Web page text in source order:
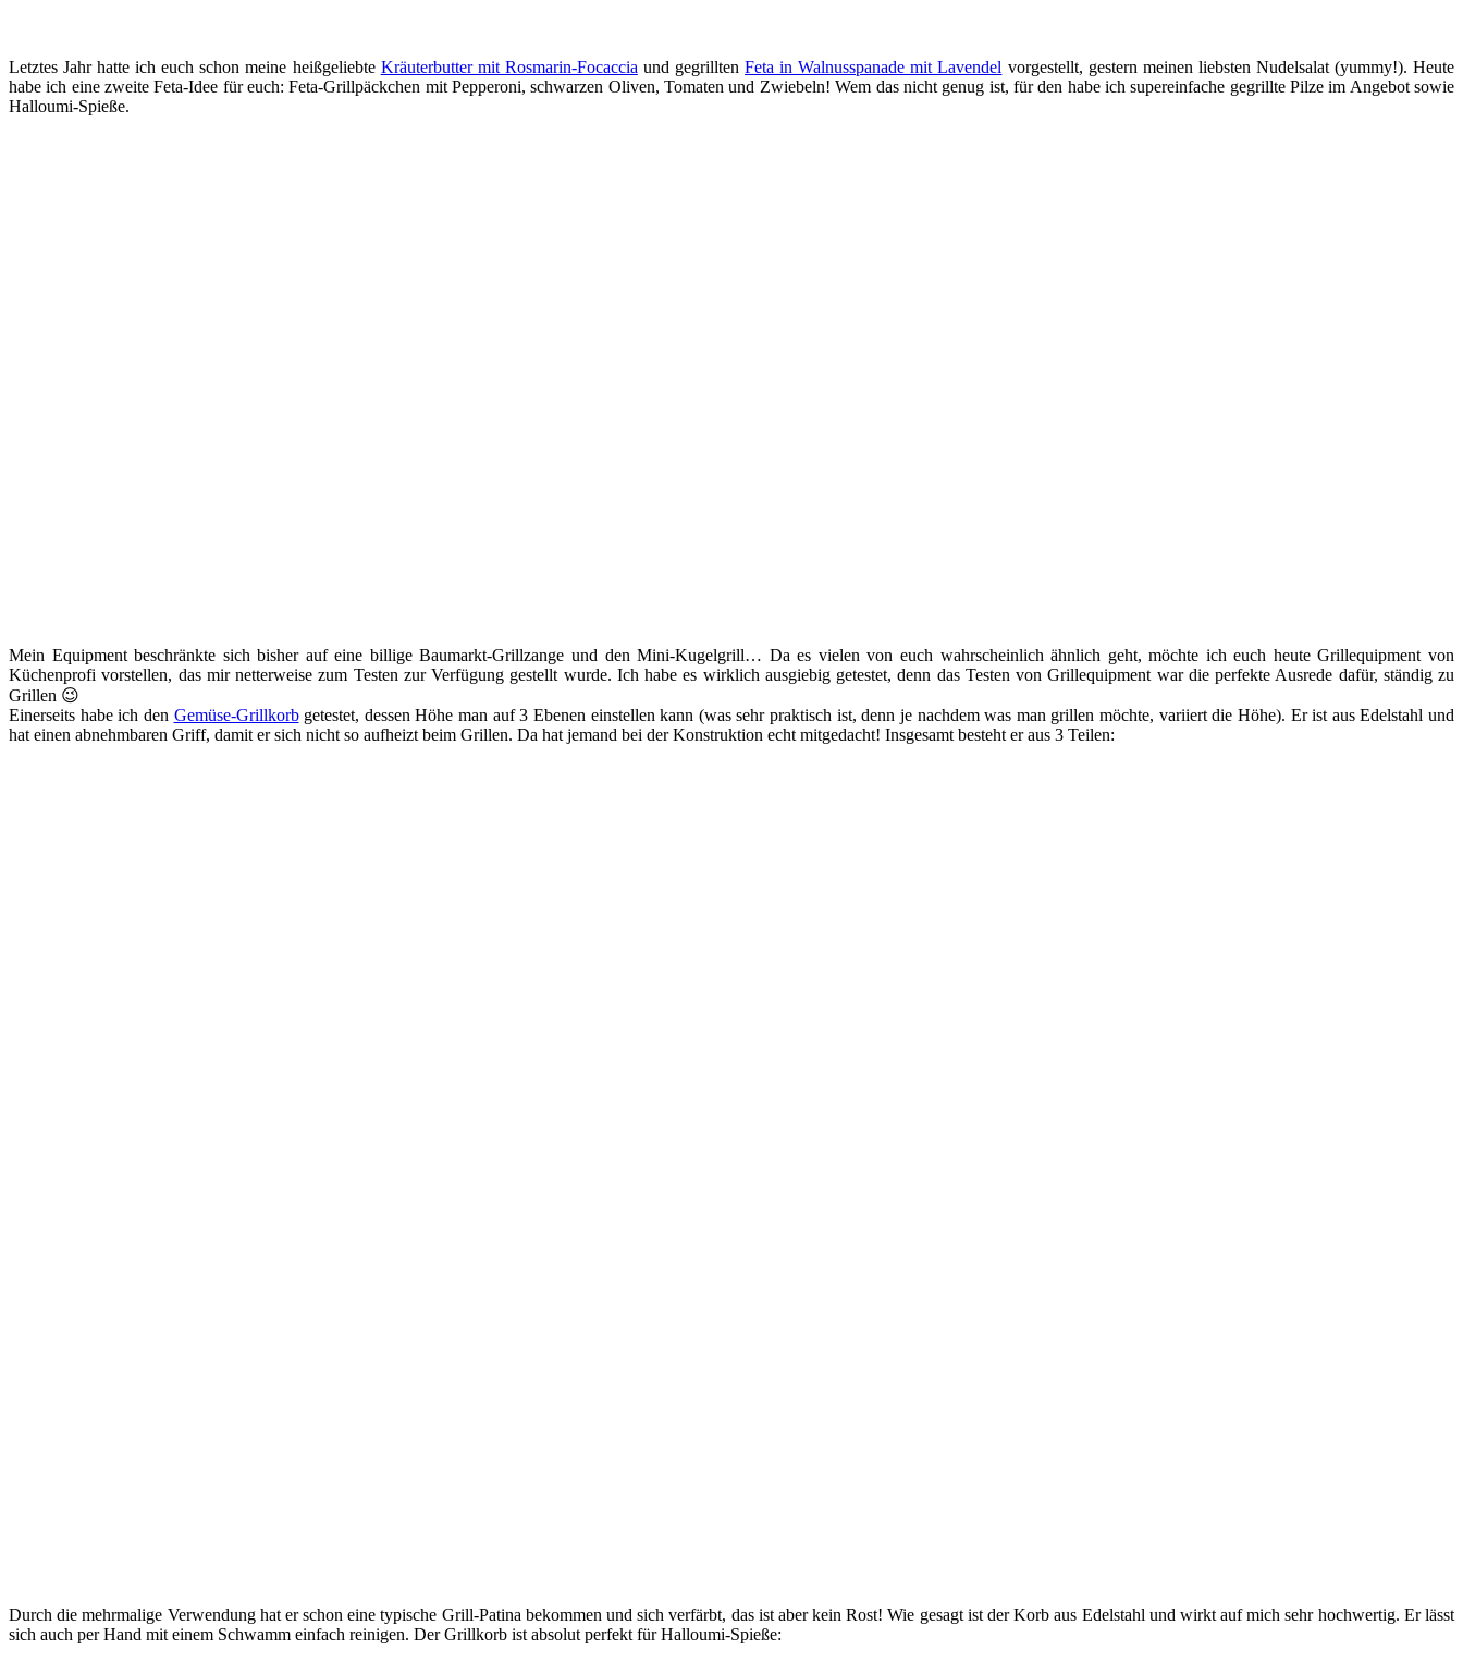
Letztes Jahr hatte ich euch schon meine heißgeliebte Kräuterbutter mit Rosmarin-Focaccia und gegrilltenFeta in Walnusspanade mit Lavendel vorgestellt, gestern meinen liebsten Nudelsalat (yummy!). Heute
habe ich eine zweite Feta-Idee für euch: Feta-Grillpäckchen mit Pepperoni, schwarzen Oliven, Tomaten und Zwiebeln! Wem das nicht genug ist, für den habe ich supereinfache gegrillte Pilze im Angebot sowie
Halloumi-Spieße.
Mein Equipment beschränkte sich bisher auf eine billige Baumarkt-Grillzange und den Mini-Kugelgrill… Da es vielen von euch wahrscheinlich ähnlich geht, möchte ich euch heute Grillequipment von
Küchenprofi vorstellen, das mir netterweise zum Testen zur Verfügung gestellt wurde. Ich habe es wirklich ausgiebig getestet, denn das Testen von Grillequipment war die perfekte Ausrede dafür, ständig zu
Grillen 😉
Einerseits habe ich den Gemüse-Grillkorbgetestet, dessen Höhe man auf 3 Ebenen einstellen kann (was sehr praktisch ist, denn je nachdem was man grillen möchte, variiert die Höhe). Er ist aus Edelstahl und
hat einen abnehmbaren Griff, damit er sich nicht so aufheizt beim Grillen. Da hat jemand bei der Konstruktion echt mitgedacht! Insgesamt besteht er aus 3 Teilen:
Durch die mehrmalige Verwendung hat er schon eine typische Grill-Patina bekommen und sich verfärbt, das ist aber kein Rost! Wie gesagt ist der Korb aus Edelstahl und wirkt auf mich sehr hochwertig. Er lässt
sich auch per Hand mit einem Schwamm einfach reinigen. Der Grillkorb ist absolut perfekt für Halloumi-Spieße: